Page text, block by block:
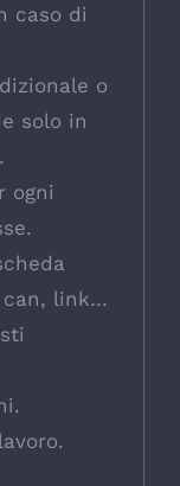
caso di
o
solo in
ogni
can, link…